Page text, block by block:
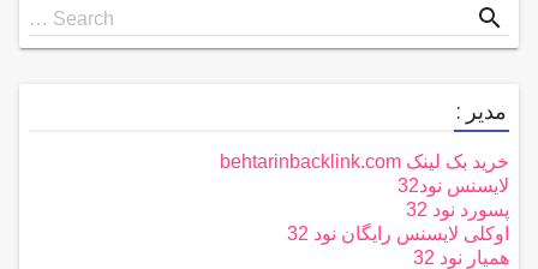
Search
for
Search … search
مدیر :
خرید بک لینک behtarinbacklink.com
لایسنس نود32
پسورد نود 32
اوکلی لایسنس رایگان نود 32
همیار نود 32